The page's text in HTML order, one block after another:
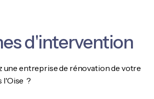
d'intervention
une entreprise de rénovation de votre
l'Oise ?